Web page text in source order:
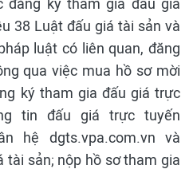
đăng ký tham gia đấu giá
38 Luật đấu giá tài sản và
luật có liên quan, đăng
qua việc mua hồ sơ mời
ký tham gia đấu giá trực
tin đấu giá trực tuyến
hệ dgts.vpa.com.vn và
tài sản; nộp hồ sơ tham gia